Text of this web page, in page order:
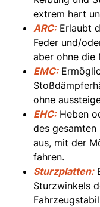
extrem hart
ARC:Erlaubt
Feder und/
aber ohne die
EMC:
ohne
EHC:Heben
des gesamten
aus, mit der
fahren.
Sturzplatten:
Sturzwinkels